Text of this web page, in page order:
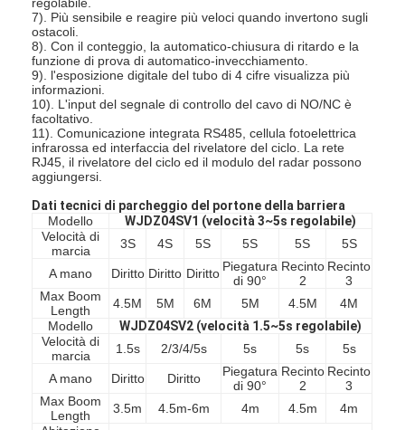
Casa.
Prodotti
Video
Su di noi
7). Più sensibile e reagire più veloci quando invertono sugli
ostacoli.
8). Con il conteggio, la automatico-chiusura di ritardo e la
funzione di prova di automatico-invecchiamento.
9). l'esposizione digitale del tubo di 4 cifre visualizza più
informazioni.
10). L'input del segnale di controllo del cavo di NO/NC è
facoltativo.
11). Comunicazione integrata RS485, cellula fotoelettrica
infrarossa ed interfaccia del rivelatore del ciclo. La rete
RJ45, il rivelatore del ciclo ed il modulo del radar possono
aggiungersi.
Dati tecnici di parcheggio del portone della barriera
Modello
WJDZ04SV1 (velocità 3~5s regolabile)
Velocità di
marcia
3S 4S 5S 5S 5S 5S
A mano Diritto Diritto Diritto Piegatura
di 90°
Recinto
2
Recinto
3
Max Boom
Length
4.5M 5M 6M 5M 4.5M
4M
Modello
WJDZ04SV2 (velocità 1.5~5s regolabile)
Velocità di
marcia
1.5s 2/3/4/5s 5s 5s 5s
A mano Diritto Diritto
Piegatura
di 90°
Recinto
2
Recinto
3
Max Boom
Length
3.5m 4.5m-6m 4m 4.5m
4m